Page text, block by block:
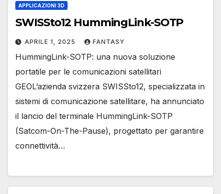
APPLICAZIONI 3D
SWISSto12 HummingLink-SOTP
APRILE 1, 2025 FANTASY
HummingLink-SOTP: una nuova soluzione
portatile per le comunicazioni satellitari
GEOL’azienda svizzera SWISSto12, specializzata in
sistemi di comunicazione satellitare, ha annunciato
il lancio del terminale HummingLink-SOTP
(Satcom-On-The-Pause), progettato per garantire
connettività…